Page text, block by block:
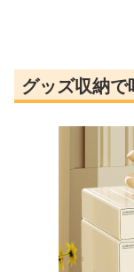
グッズ収納